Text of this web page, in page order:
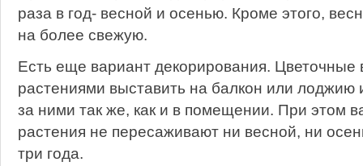
раза в год- весной и осенью. Кроме этого,
на более свежую.
Есть еще вариант декорирования.
растениями выставить на балкон или лоджию
за ними так же, как и в помещении. При этом
растения не пересаживают ни весной, ни
три года.